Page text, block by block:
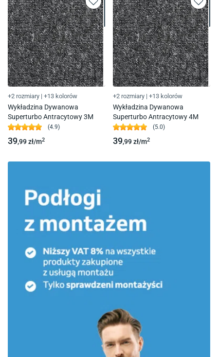
+2 rozmiary | +13 kolorów
Wykładzina Dywanowa
Superturbo Antracytowy 3M
(4.9)
39,99zł/m2
+2 rozmiary | +13 kolorów
Wykładzina Dywanowa
Superturbo Antracytowy 4M
(5.0)
39,99zł/m2